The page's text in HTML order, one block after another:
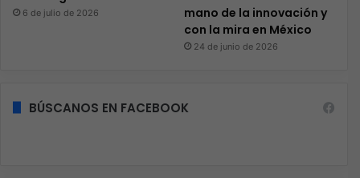
6 de julio de 2026
mano de la innovación y
con la mira en México
24 de junio de 2026
BÚSCANOS EN FACEBOOK